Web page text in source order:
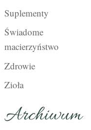
Suplementy
Świadome
macierzyństwo
Zdrowie
Zioła
Archiwum